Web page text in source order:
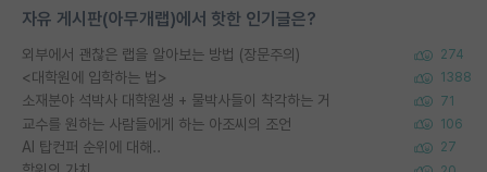
자유 게시판(아무개랩)에서 핫한 인기글은?
외부에서 괜찮은 랩을 알아보는 방법 (장문주의) 274
<대학원에 입학하는 법> 1388
소재분야 석박사 대학원생 + 물박사들이 착각하는 거 71
교수를 원하는 사람들에게 하는 아조씨의 조언 106
AI 탑컨퍼 순위에 대해.. 27